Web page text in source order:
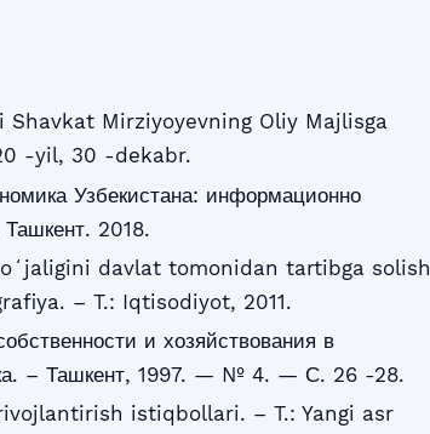
Mirziyoyevning Oliy Majlisga
-yil, 30 -dekabr.
Узбекистана: информационно
2018.
davlat tomonidan tartibga solish
– T.: Iqtisodiyot, 2011.
и хозяйствования в
– Ташкент, 1997. — № 4. — С. 26 -28.
istiqbollari. – T.: Yangi asr